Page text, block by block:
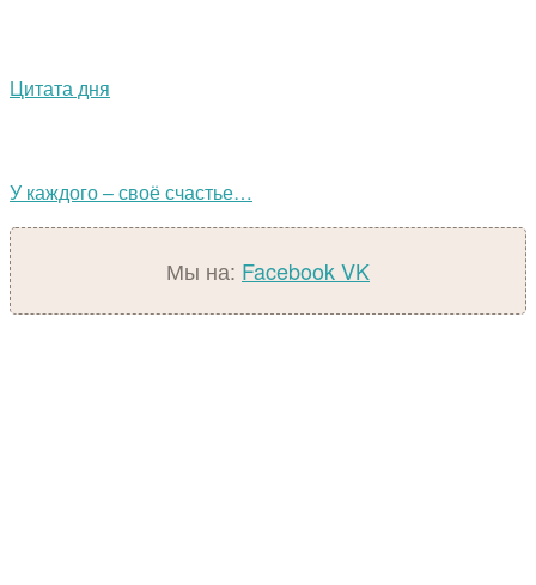
Цитата дня
У каждого – своё счастье…
Мы на: FacebookVK